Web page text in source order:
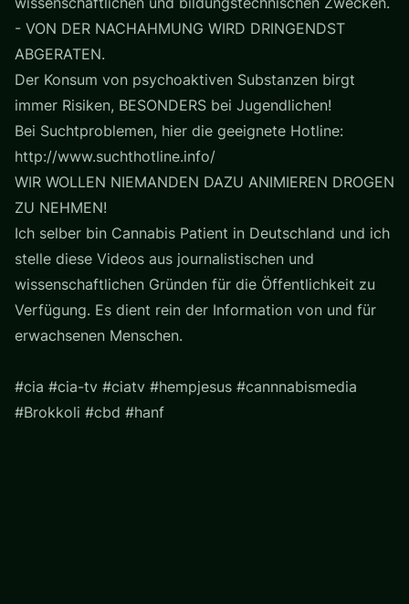
- VON DER NACHAHMUNG WIRD DRINGENDST
ABGERATEN.
Der Konsum von psychoaktiven Substanzen birgt
immer Risiken, BESONDERS bei Jugendlichen!
Bei Suchtproblemen, hier die geeignete Hotline:
http://www.suchthotline.info/
WIR WOLLEN NIEMANDEN DAZU ANIMIEREN DROGEN
ZU NEHMEN!
Ich selber bin Cannabis Patient in Deutschland und ich
stelle diese Videos aus journalistischen und
wissenschaftlichen Gründen für die Öffentlichkeit zu
Verfügung. Es dient rein der Information von und für
erwachsenen Menschen.
#cia #cia-tv #ciatv #hempjesus #cannnabismedia
#Brokkoli #cbd #hanf